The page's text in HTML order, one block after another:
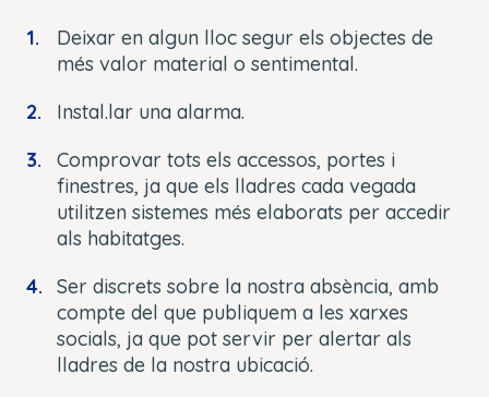
Deixar en algun lloc segur els objectes de
més valor material o sentimental.
Instal.lar una alarma.
Comprovar tots els accessos, portes i
finestres, ja que els lladres cada vegada
utilitzen sistemes més elaborats per accedir
als habitatges.
Ser discrets sobre la nostra absència, amb
compte del que publiquem a les xarxes
socials, ja que pot servir per alertar als
lladres de la nostra ubicació.